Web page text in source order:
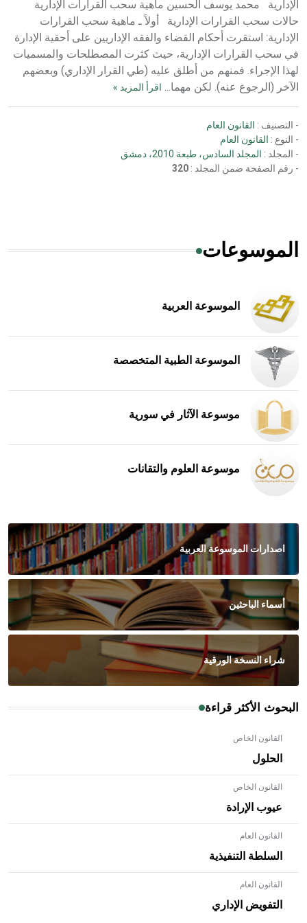
الإدارية محمد يوسف الحسين ماهية سحب القرارات الإدارية
حالات سحب القرارات الإدارية أولاً ـ ماهية سحب القرارات
الإدارية: استقرت أحكام القضاء والفقه الإداريين على أحقية الإدارة
في سحب القرارات الإدارية، حيث كثرت المصطلحات والمسميات
لهذا الإجراء. فمنهم من أطلق عليه (طي القرار الإداري) وبعضهم
الآخر (الرجوع عنه). لكن مهما... اقرأ المزيد »
- التصنيف : القانون العام
- النوع : القانون العام
- المجلد : المجلد السادس، طبعة 2010، دمشق
- رقم الصفحة ضمن المجلد : 320
الموسوعات
الموسوعة العربية
الموسوعة الطبية المتخصصة
موسوعة الآثار في سورية
موسوعة العلوم والتقانات
اصدارات الموسوعة العربية
أسماء الباحثين
شراء النسخة الورقية
البحوث الأكثر قراءة
القانون الخاص
الحلول
القانون الخاص
عيوب الإرادة
القانون العام
السلطة التنفيذية
القانون العام
التفويض الإداري
- هل تعلم أن الأبلق نوع من الفنون الهندسية التي ارتبطت
بالعمارة الإسلامية في بلاد الشام ومصر خاصة، حيث يحرص
المعمار على بناء مداميكه وخاصة في الواجهات